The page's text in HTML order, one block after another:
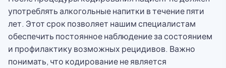
употреблять алкогольные напитки в течение пяти
лет. Этот срок позволяет нашим специалистам
обеспечить постоянное наблюдение за состоянием
и профилактику возможных рецидивов. Важно
понимать, что кодирование не является